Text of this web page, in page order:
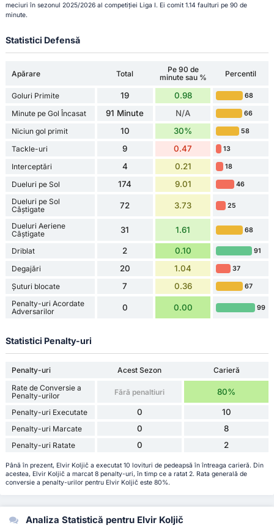
meciuri în sezonul 2025/2026 al competiției Liga I. Ei comit 1.14 faulturi pe 90 de
minute.
Statistici Defensă
Apărare Total
Pe 90 de
minute sau %
Percentil
Goluri Primite 19 0.98 68
Minute pe Gol Încasat 91 Minute N/A 66
Niciun gol primit 10 30% 58
Tackle-uri 9 0.47 13
Interceptări 4 0.21 18
Dueluri pe Sol 174 9.01 46
Dueluri pe Sol
Câștigate
72 3.73 25
Dueluri Aeriene
Câștigate
31 1.61 68
Driblat 2 0.10 91
Degajări 20 1.04 37
Șuturi blocate 7 0.36 67
Penalty-uri Acordate
Adversarilor
0 0.00 99
Statistici Penalty-uri
Penalty-uri Acest Sezon
Carieră
Rate de Conversie a
Penalty-urilor
Fără penaltiuri 80%
Penalty-uri Executate 0 10
Penalty-uri Marcate 0 8
Penalty-uri Ratate 0 2
Până în prezent, Elvir Koljič a executat 10 lovituri de pedeapsă în întreaga carieră. Din
acestea, Elvir Koljič a marcat 8 penalty-uri, în timp ce a ratat 2. Rata generală de
conversie a penalty-urilor pentru Elvir Koljič este 80%.
Analiza Statistică pentru Elvir Koljič